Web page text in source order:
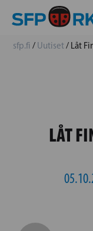
sfp.fi / Uutiset/ Låt
LÅT